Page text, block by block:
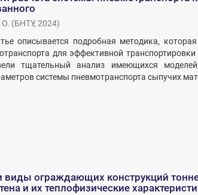
(БНТУ, 2024)
описывается подробная методика,
для эффективной
тщательный анализ имеющихся
системы пневмотранспорта сыпучих
виды ограждающих конструкций
и их теплофизические